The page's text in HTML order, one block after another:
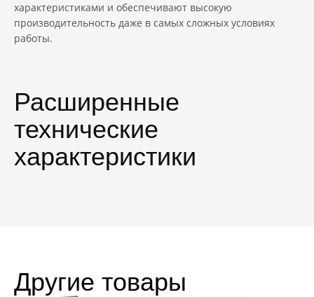
характеристиками и обеспечивают высокую
производительность даже в самых сложных условиях
работы.
Расширенные
технические
характеристики
Другие товары